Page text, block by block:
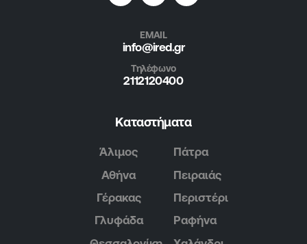
EMAIL
info@ired.gr
Τηλέφωνο
2112120400
Καταστήματα
Άλιμος
Αθήνα
Γέρακας
Γλυφάδα
Πάτρα
Πειραιάς
Περιστέρι
Ραφήνα